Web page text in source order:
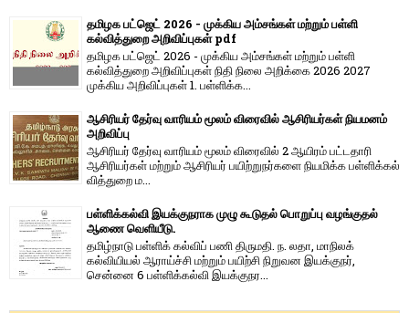
தமிழக பட்ஜெட் 2026 - முக்கிய அம்சங்கள் மற்றும் பள்ளி
கல்வித்துறை அறிவிப்புகள் pdf
தமிழக பட்ஜெட் 2026 - முக்கிய அம்சங்கள் மற்றும் பள்ளி
கல்வித்துறை அறிவிப்புகள் நிதி நிலை அறிக்கை 2026 2027
முக்கிய அறிவிப்புகள் 1. பள்ளிக்க...
ஆசிரியர் தேர்வு வாரியம் மூலம் விரைவில் ஆசிரியர்கள் நியமனம்
அறிவிப்பு
ஆசிரியர் தேர்வு வாரி​யம் மூலம் விரை​வில் 2 ஆயிரம் பட்​ட​தாரி
ஆசிரியர்​கள் மற்​றும் ஆசிரியர் பயிற்றுநர்​களை நியமிக்க பள்​ளிக்​கல்​
வித்​துறை ம...
பள்ளிக்கல்வி இயக்குநராக முழு கூடுதல் பொறுப்பு வழங்குதல்
ஆணை வெளியீடு.
தமிழ்நாடு பள்ளிக் கல்விப் பணி திருமதி. ந. லதா, மாநிலக்
கல்வியியல் ஆராய்ச்சி மற்றும் பயிற்சி நிறுவன இயக்குநர்,
சென்னை 6 பள்ளிக்கல்வி இயக்குநர...